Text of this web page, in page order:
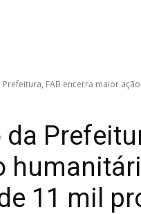
FAB encerra maior
11 mil